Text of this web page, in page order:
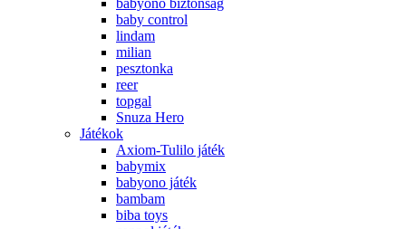
babyono biztonság
baby control
lindam
milian
pesztonka
reer
topgal
Snuza Hero
Játékok
Axiom-Tulilo játék
babymix
babyono játék
bambam
biba toys